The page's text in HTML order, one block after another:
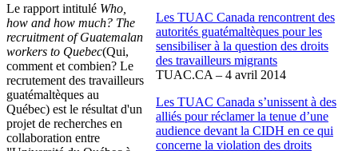
Les TUAC Canada rencontrent des
autorités guatémaltèques pour les
sensibiliser à la question des droits
des travailleurs migrants
TUAC.CA – 4 avril 2014
Les TUAC Canada s’unissent à des
alliés pour réclamer la tenue d’une
audience devant la CIDH en ce qui
concerne la violation des droits
Le rapport intitulé Who,
how and how much? The
recruitment of Guatemalan
workers to Quebec(Qui,
comment et combien? Le
recrutement des travailleurs
guatémaltèques au
Québec) est le résultat d'un
projet de recherches en
collaboration entre